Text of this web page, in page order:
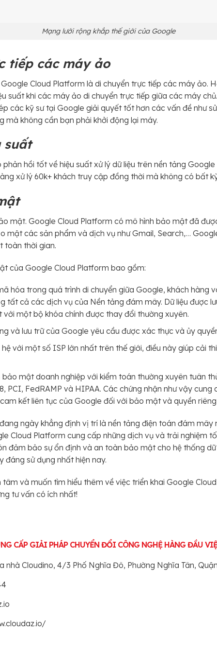
Mạng lưới rộng khắp thế giới của Google
tiếp các máy ảo
Cloud Platform là di chuyển trực tiếp các máy ảo.
suất khi các máy ảo di chuyển trực tiếp giữa các máy
các kỹ sư tại Google giải quyết tốt hơn các vấn đề như
mà không cần bạn phải khởi động lại máy.
suất
hồi tốt về hiệu suất xử lý dữ liệu trên nền tảng
xử lý 60k+ khách truy cập đồng thời mà không có bất
mật. Google Cloud Platform có mô hình bảo mật đã
mật các sản phẩm và dịch vụ như Gmail, Search,…
toàn thời gian.
của Google Cloud Platform bao gồm:
hóa trong quá trình di chuyển giữa Google, khách hàng
tất cả các dịch vụ của Nền tảng đám mây. Dữ liệu được
với một bộ khóa chính được thay đổi thường xuyên.
và lưu trữ của Google yêu cầu được xác thực và ủy
với một số ISP lớn nhất trên thế giới, điều này giúp cải
mật doanh nghiệp với kiểm toán thường xuyên tuân
PCI, FedRAMP và HIPAA. Các chứng nhận như vậy
kết liên tục của Google đối với bảo mật và quyền
ngày khẳng định vị trí là nền tảng điện toán đám mây
Cloud Platform cung cấp những dịch vụ và trải nghiệm
đảm bảo sự ổn định và an toàn bảo mật cho hệ thống
sử dụng nhất hiện nay.
và muốn tìm hiểu thêm về việc triển khai Google
tư vấn có ích nhất!
CẤP GIẢI PHÁP CHUYỂN ĐỔI CÔNG NGHỆ HÀNG ĐẦU
nhà Cloudino, 4/3 Phố Nghĩa Đô, Phường Nghĩa Tân,